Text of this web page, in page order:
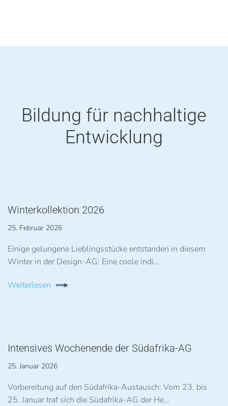
Bildung für nachhaltige
Entwicklung
Winterkollektion 2026
25. Februar 2026
Einige gelungene Lieblingsstücke entstanden in diesem
Winter in der Design-AG: Eine coole indi…
Weiterlesen
Intensives Wochenende der Südafrika-AG
25. Januar 2026
Vorbereitung auf den Südafrika-Austausch: Vom 23. bis
25. Januar traf sich die Südafrika-AG der He…